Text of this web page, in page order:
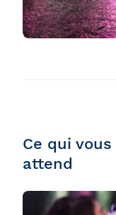
Ce qui vous
attend